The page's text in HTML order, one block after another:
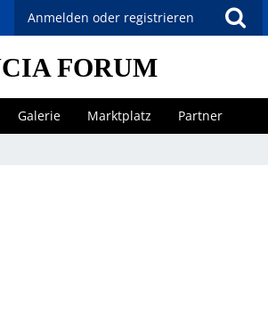
Anmelden oder registrieren
FORUM
Galerie Marktplatz Partner